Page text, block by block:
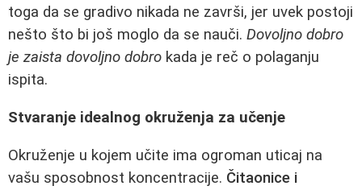
toga da se gradivo nikada ne završi, jer uvek postoji
nešto što bi još moglo da se nauči. Dovoljno dobro
je zaista dovoljno dobro kada je reč o polaganju
ispita.
Stvaranje idealnog okruženja za učenje
Okruženje u kojem učite ima ogroman uticaj na
vašu sposobnost koncentracije. Čitaonice i